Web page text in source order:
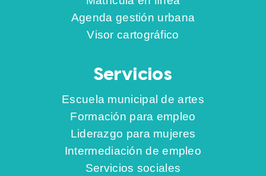
Agenda gestión urbana
Visor cartográfico
Servicios
Escuela municipal de artes
Formación para empleo
Liderazgo para mujeres
Intermediación de empleo
Servicios sociales